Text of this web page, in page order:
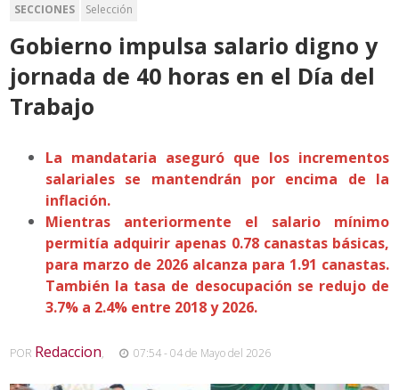
SECCIONES Selección
Gobierno impulsa salario digno y
jornada de 40 horas en el Día del
Trabajo
La mandataria aseguró que los incrementos
salariales se mantendrán por encima de la
inflación.
Mientras anteriormente el salario mínimo
permitía adquirir apenas 0.78 canastas básicas,
para marzo de 2026 alcanza para 1.91 canastas.
También la tasa de desocupación se redujo de
3.7% a 2.4% entre 2018 y 2026.
POR Redaccion, 07:54 - 04 de Mayo del 2026